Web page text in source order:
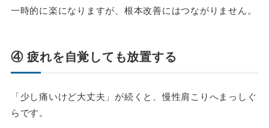
一時的に楽になりますが、根本改善にはつながりません。
④ 疲れを自覚しても放置する
「少し痛いけど大丈夫」が続くと、慢性肩こりへまっしぐ
らです。